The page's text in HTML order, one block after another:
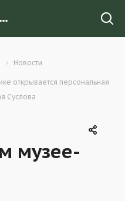
В Костромском музее-заповеднике открывается персональная выставка ювелира-эмальера Николая Суслова
Новости
открывается персональная
Суслова
музее-